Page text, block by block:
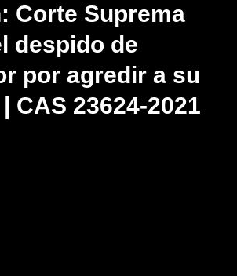
Corte Suprema
despido de
por agredir a su
CAS 23624-2021